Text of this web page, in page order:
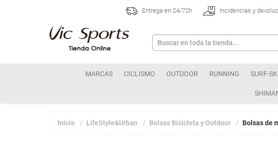
Entrega en 24/72h Incidencias y
MARCAS CICLISMO OUTDOOR RUNNING SURF-
Inicio LifeStyle&Urban Bolsas Bicicleta y Outdoor Bolsas de